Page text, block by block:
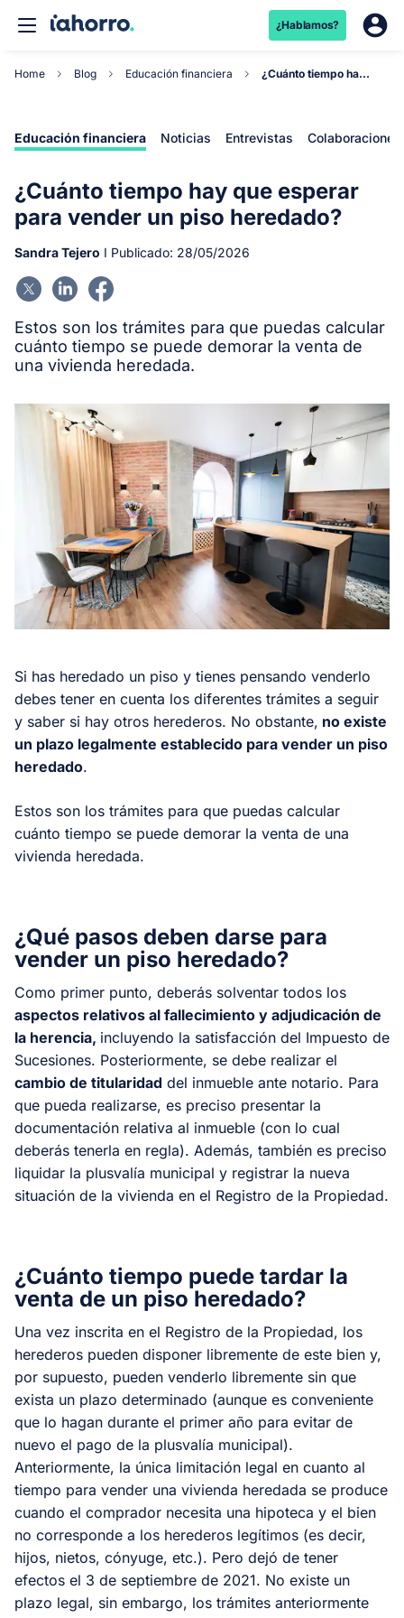
¿Hablamos?
Home Blog Educación financiera ¿Cuánto tiempo hay que esperar para vender un pi...
Educación financiera Noticias Entrevistas Colaboraciones
¿Cuánto tiempo hay que esperar
para vender un piso heredado?
Sandra Tejero I Publicado: 28/05/2026
Estos son los trámites para que puedas calcular
cuánto tiempo se puede demorar la venta de
una vivienda heredada.
Si has heredado un piso y tienes pensando venderlo
debes tener en cuenta los diferentes trámites a seguir
y saber si hay otros herederos. No obstante, no existe
un plazo legalmente establecido para vender un piso
heredado.
Estos son los trámites para que puedas calcular
cuánto tiempo se puede demorar la venta de una
vivienda heredada.
¿Qué pasos deben darse para
vender un piso heredado?
Como primer punto, deberás solventar todos los
aspectos relativos al fallecimiento y adjudicación de
la herencia, incluyendo la satisfacción del Impuesto de
Sucesiones. Posteriormente, se debe realizar el
cambio de titularidad del inmueble ante notario. Para
que pueda realizarse, es preciso presentar la
documentación relativa al inmueble (con lo cual
deberás tenerla en regla). Además, también es preciso
liquidar la plusvalía municipal y registrar la nueva
situación de la vivienda en el Registro de la Propiedad.
¿Cuánto tiempo puede tardar la
venta de un piso heredado?
Una vez inscrita en el Registro de la Propiedad, los
herederos pueden disponer libremente de este bien y,
por supuesto, pueden venderlo libremente sin que
exista un plazo determinado (aunque es conveniente
que lo hagan durante el primer año para evitar de
nuevo el pago de la plusvalía municipal).
Anteriormente, la única limitación legal en cuanto al
tiempo para vender una vivienda heredada se produce
cuando el comprador necesita una hipoteca y el bien
no corresponde a los herederos legítimos (es decir,
hijos, nietos, cónyuge, etc.). Pero dejó de tener
efectos el 3 de septiembre de 2021. No existe un
plazo legal, sin embargo, los trámites anteriormente